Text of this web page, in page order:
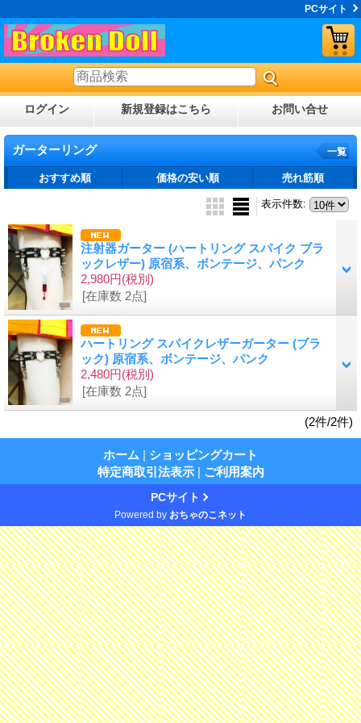
PCサイト
ログイン 新規登録はこちら お問い合せ
ガーターリング 一覧
おすすめ順 価格の安い順 売れ筋順
表示件数:
注射器ガーター (ハートリング スパイク ブラ
ックレザー) 原宿系、ボンテージ、パンク
2,980円(税別)
[在庫数 2点]
ハートリング スパイクレザーガーター (ブラ
ック) 原宿系、ボンテージ、パンク
2,480円(税別)
[在庫数 2点]
(2件/2件)
ホーム | ショッピングカート
特定商取引法表示 | ご利用案内
PCサイト
Powered by おちゃのこネット